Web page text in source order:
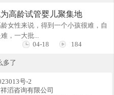
高龄试管婴儿聚集地
性来说，得到一个小孩很难，自
，一大批...
04-18
184
多了
号-2
滔咨询有限公司